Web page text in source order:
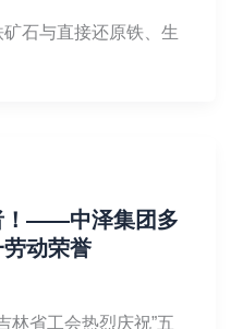
石与直接还原铁、生
！——中泽集团多
动荣誉
林省工会热烈庆祝”五